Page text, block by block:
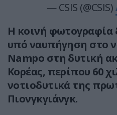
— CSIS (@CSIS)
Η κοινή φωτογραφία
υπό ναυπήγηση στο
Nampo στη δυτική
Κορέας, περίπου 60
νοτιοδυτικά της
Πιονγκγιάνγκ.